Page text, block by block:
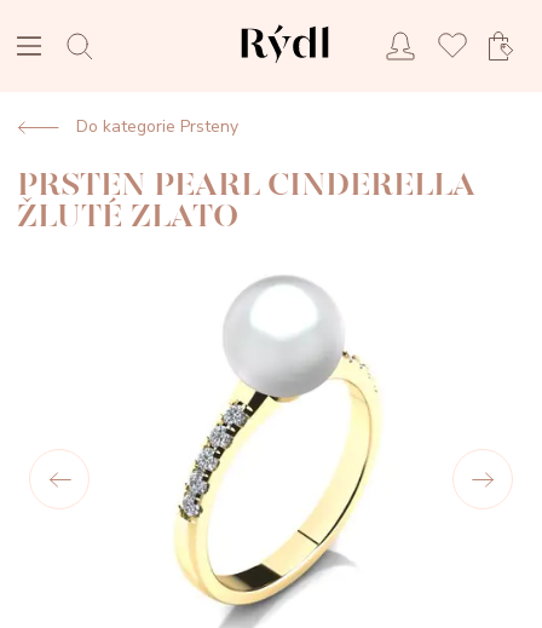
Do kategorie Prsteny
PRSTEN PEARL CINDERELLA
ŽLUTÉ ZLATO